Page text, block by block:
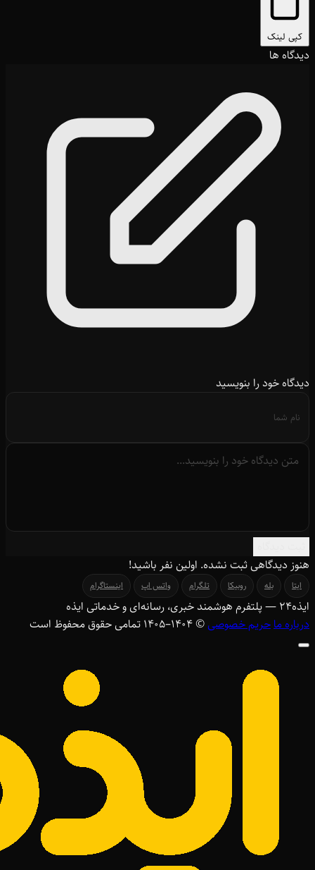
کپی لینک
دیدگاه ها
دیدگاه خود را بنویسید
هنوز دیدگاهی ثبت نشده. اولین نفر باشید!
ایتا بله روبیکا تلگرام واتس اپ اینستاگرام
ایذه۲۴ — پلتفرم هوشمند خبری، رسانه‌ای و خدماتی ایذه
درباره ماحریم خصوصی© ۱۴۰۴–1405 تمامی حقوق محفوظ است